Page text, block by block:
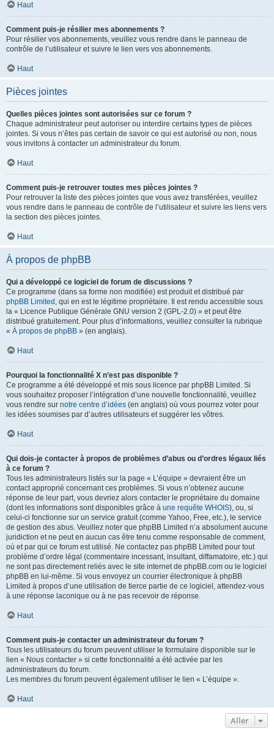
Haut
Comment puis-je résilier mes abonnements ?
Pour résilier vos abonnements, veuillez vous rendre dans le panneau de
contrôle de l’utilisateur et suivre le lien vers vos abonnements.
Haut
Pièces jointes
Quelles pièces jointes sont autorisées sur ce forum ?
Chaque administrateur peut autoriser ou interdire certains types de pièces
jointes. Si vous n’êtes pas certain de savoir ce qui est autorisé ou non, nous
vous invitons à contacter un administrateur du forum.
Haut
Comment puis-je retrouver toutes mes pièces jointes ?
Pour retrouver la liste des pièces jointes que vous avez transférées, veuillez
vous rendre dans le panneau de contrôle de l’utilisateur et suivre les liens vers
la section des pièces jointes.
Haut
À propos de phpBB
Qui a développé ce logiciel de forum de discussions ?
Ce programme (dans sa forme non modifiée) est produit et distribué par
phpBB Limited , qui en est le légitime propriétaire. Il est rendu accessible sous
la « Licence Publique Générale GNU version 2 (GPL-2.0) » et peut être
distribué gratuitement. Pour plus d’informations, veuillez consulter la rubrique
« À propos de phpBB » (en anglais).
Haut
Pourquoi la fonctionnalité X n’est pas disponible ?
Ce programme a été développé et mis sous licence par phpBB Limited. Si
vous souhaitez proposer l’intégration d’une nouvelle fonctionnalité, veuillez
vous rendre sur notre centre d’idées (en anglais) où vous pourrez voter pour
les idées soumises par d’autres utilisateurs et suggérer les vôtres.
Haut
Qui dois-je contacter à propos de problèmes d’abus ou d’ordres légaux liés
à ce forum ?
Tous les administrateurs listés sur la page « L’équipe » devraient être un
contact approprié concernant ces problèmes. Si vous n’obtenez aucune
réponse de leur part, vous devriez alors contacter le propriétaire du domaine
(dont les informations sont disponibles grâce à une requête WHOIS), ou, si
celui-ci fonctionne sur un service gratuit (comme Yahoo, Free, etc.), le service
de gestion des abus. Veuillez noter que phpBB Limited n’a absolument aucune
juridiction et ne peut en aucun cas être tenu comme responsable de comment,
où et par qui ce forum est utilisé. Ne contactez pas phpBB Limited pour tout
problème d’ordre légal (commentaire incessant, insultant, diffamatoire, etc.) qui
ne sont pas directement reliés avec le site internet de phpBB.com ou le logiciel
phpBB en lui-même. Si vous envoyez un courrier électronique à phpBB
Limited à propos d’une utilisation de tierce partie de ce logiciel, attendez-vous
à une réponse laconique ou à ne pas recevoir de réponse.
Haut
Comment puis-je contacter un administrateur du forum ?
Tous les utilisateurs du forum peuvent utiliser le formulaire disponible sur le
lien « Nous contacter » si cette fonctionnalité a été activée par les
administrateurs du forum.
Les membres du forum peuvent également utiliser le lien « L’équipe ».
Haut
Aller